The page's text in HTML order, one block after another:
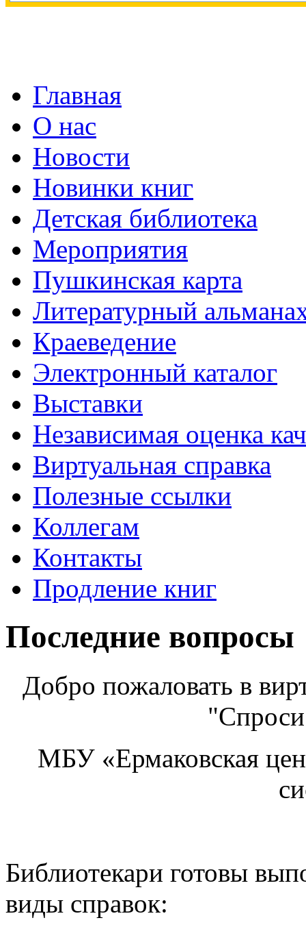
Главная
О нас
Новости
Новинки книг
Детская библиотека
Мероприятия
Пушкинская карта
Литературный
Краеведение
Электронный каталог
Выставки
Независимая оценка
Виртуальная справка
Полезные ссылки
Коллегам
Контакты
Продление книг
Последние вопросы
Добро пожаловать в
"Спроси
МБУ «Ермаковская
Библиотекари готовы
виды справок: